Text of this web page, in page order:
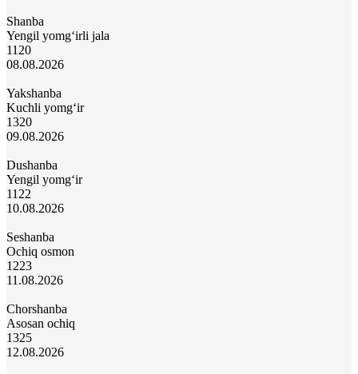
Shanba
Yengil yomg‘irli jala
11 20
08.08.2026
Yakshanba
Kuchli yomg‘ir
1320
09.08.2026
Dushanba
Yengil yomg‘ir
11 22
10.08.2026
Seshanba
Ochiq osmon
1223
11.08.2026
Chorshanba
Asosan ochiq
1325
12.08.2026